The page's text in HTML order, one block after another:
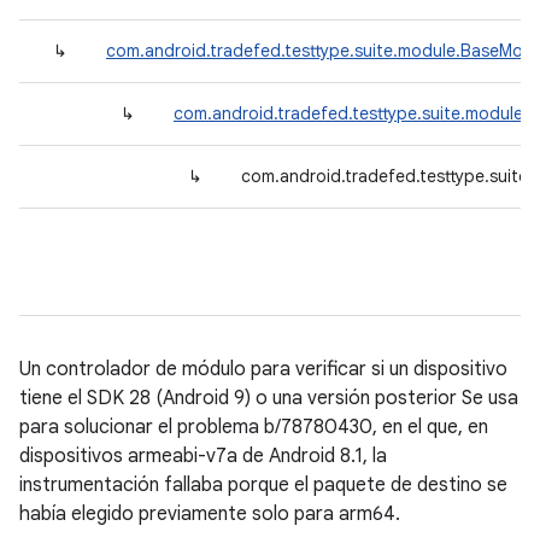
↳
↳
↳
Un controlador de módulo para verificar si un dispositivo
tiene el SDK 28 (Android 9) o una versión posterior Se usa
para solucionar el problema b/78780430, en el que, en
dispositivos armeabi-v7a de Android 8.1, la
instrumentación fallaba porque el paquete de destino se
había elegido previamente solo para arm64.